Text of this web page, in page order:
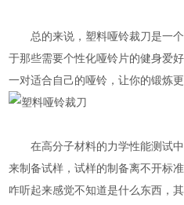
总的来说，塑料哑铃裁刀是一个
于那些需要个性化哑铃片的健身爱
一对适合自己的哑铃，让你的锻炼更
在高分子材料的力学性能测试中
来制备试样，试样的制备离不开标
咋听起来感觉不知道是什么东西，